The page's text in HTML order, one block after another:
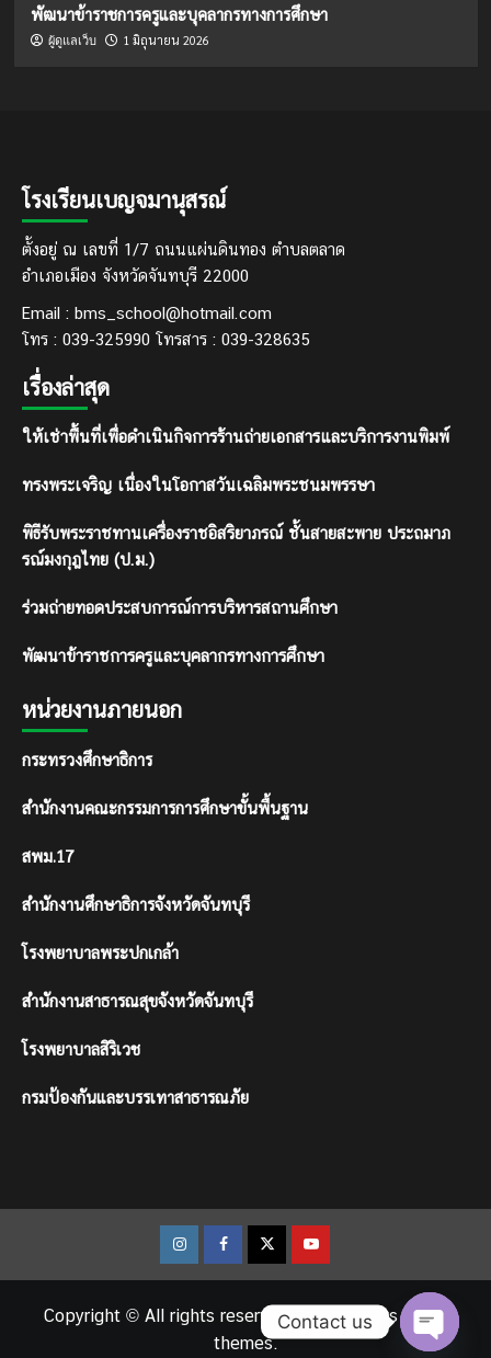
พัฒนาข้าราชการครูและบุคลากรทางการศึกษา
ผู้ดูแลเว็บ 1 มิถุนายน 2026
โรงเรียนเบญจมานุสรณ์
ตั้งอยู่ ณ เลขที่ 1/7 ถนนแผ่นดินทอง ตำบลตลาด
อำเภอเมือง จังหวัดจันทบุรี 22000
Email : bms_school@hotmail.com
โทร : 039-325990 โทรสาร : 039-328635
เรื่องล่าสุด
ให้เช่าพื้นที่เพื่อดำเนินกิจการร้านถ่ายเอกสารและบริการงานพิมพ์
ทรงพระเจริญ เนื่องในโอกาสวันเฉลิมพระชนมพรรษา
พิธีรับพระราชทานเครื่องราชอิสริยาภรณ์ ชั้นสายสะพาย ประถมาภ
รณ์มงกุฎไทย (ป.ม.)
ร่วมถ่ายทอดประสบการณ์การบริหารสถานศึกษา
พัฒนาข้าราชการครูและบุคลากรทางการศึกษา
หน่วยงานภายนอก
กระทรวงศึกษาธิการ
สำนักงานคณะกรรมการการศึกษาขั้นพื้นฐาน
สพม.17
สำนักงานศึกษาธิการจังหวัดจันทบุรี
โรงพยาบาลพระปกเกล้า
สำนักงานสาธารณสุขจังหวัดจันทบุรี
โรงพยาบาลสิริเวช
กรมป้องกันและบรรเทาสาธารณภัย
InstagramFacebookTwitterYoutube
Copyright © All rights reserved.|CoverNewsby AF
themes.
Contact us